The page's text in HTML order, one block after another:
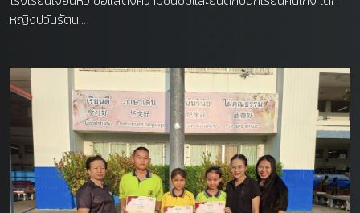
หญิงปวันรัตน์...